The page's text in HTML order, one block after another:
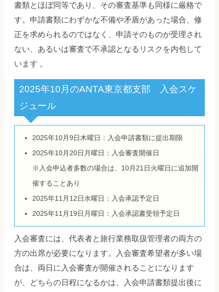
書類とほぼ同等であり、その審査基準も同様に厳格で
す。申請書類にわずかな不備や矛盾があった場合、修
正を求められるのではなく、申請そのものが受理され
ない、あるいは審査で不承認となるリスクを内包して
います 。
2025年10月のANTA東京都支部 入会スケ
ジュール
2025年10月9日木曜日：入会申請書類に提出期限
2025年10月20日月曜日：入会審査開催日
※入会申込者多数の場合は、10月21日火曜日に追加開
催することあり
2025年11月12日水曜日：入会承認予定日
2025年11月19日月曜日：入会承認書受領予定日
入会審査には、代表者と旅行業務取扱管理者の両方の
方の出席が必要になります。入会審査希望者が多い場
合は、両日に入会審査が開催されることになります
が、どちらの日程になるかは、入会申請書類提出後に